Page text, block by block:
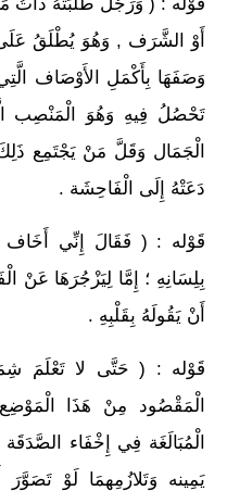
أَوْ الشَّرَف , وَهُوَ يُطْلَقُ
وَصَفَهَا بِأَكْمَلِ الأَوْصَاف
تَحْصُلُ فِيهِ وَهُوَ الْمَنْصِب
الْجَمَال وَقَلَّ مَنْ يَجْتَمِع
دَعَتْهُ إِلَى الْفَاحِشَة .
قَوْله : ( فَقَالَ إِنِّي أَخَاف
بِلِسَانِهِ ؛ إِمَّا لِيَزْجُرَهَا عَنْ
أَنْ يَقُولَهُ بِقَلْبِهِ .
قَوْله : ( حَتَّى لا تَعْلَمَ
الْمَقْصُود مِنْ هَذَا
الْمُبَالَغَة فِي إِخْفَاء
يَمِينه وَتَلازُمِهِمَا لَوْ